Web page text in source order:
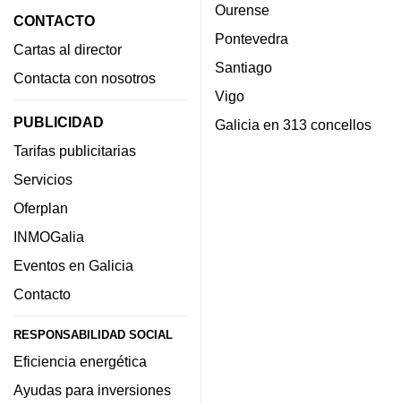
CONTACTO
Cartas al director
Contacta con nosotros
PUBLICIDAD
Tarifas publicitarias
Servicios
Oferplan
INMOGalia
Eventos en Galicia
Contacto
RESPONSABILIDAD SOCIAL
Eficiencia energética
Ayudas para inversiones
Ourense
Pontevedra
Santiago
Vigo
Galicia en 313 concellos